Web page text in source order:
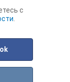
с